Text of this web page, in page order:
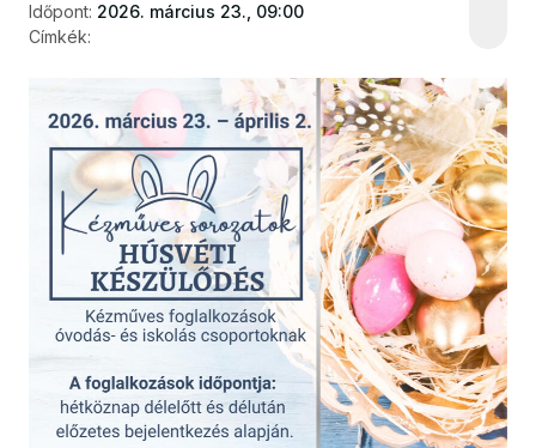
Időpont: 2026. március 23., 09:00
Címkék: